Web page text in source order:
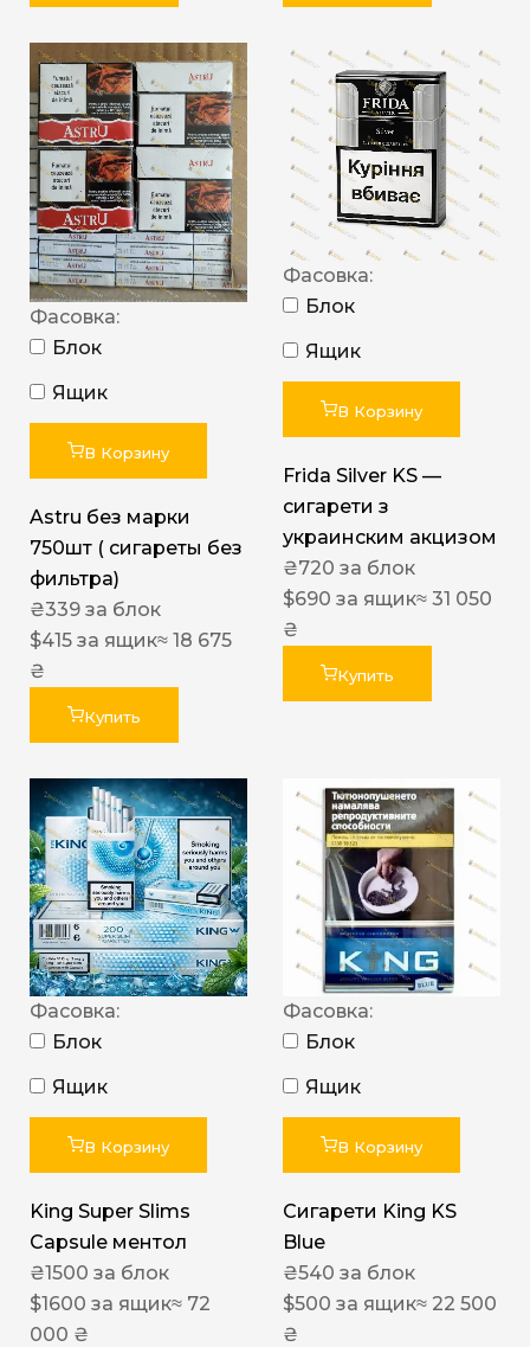
Фасовка:
Блок
Ящик
В Корзину
Astru без марки
750шт ( сигареты без
фильтра)
₴339 за блок
$415 за ящик≈ 18 675
₴
Купить
Фасовка:
Блок
Ящик
В Корзину
Frida Silver KS —
сигарети з
украинским акцизом
₴720 за блок
$690 за ящик≈ 31 050
₴
Купить
Фасовка:
Блок
Ящик
В Корзину
King Super Slims
Capsule ментол
₴1500 за блок
$1600 за ящик≈ 72
000 ₴
Фасовка:
Блок
Ящик
В Корзину
Сигарети King KS
Blue
₴540 за блок
$500 за ящик≈ 22 500
₴